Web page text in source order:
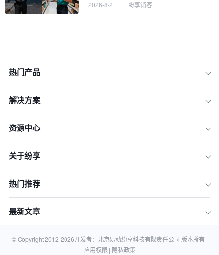
一、为什么选择本土CRM系统？优势不
管理复杂项目，赢单率提升25%
CRM系统？
价值千金
2026-8-2 | 纷享销客
热门产品
解决方案
资源中心
关于纷享
热门推荐
最新文章
© Copyright 2012-2026开发者：北京易动纷享科技有限责任公司 版本所有 |
应用权限 | 隐私政策